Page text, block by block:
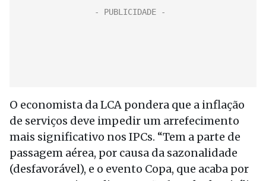
O economista da LCA pondera que a inflação
de serviços deve impedir um arrefecimento
mais significativo nos IPCs. “Tem a parte de
passagem aérea, por causa da sazonalidade
(desfavorável), e o evento Copa, que acaba por